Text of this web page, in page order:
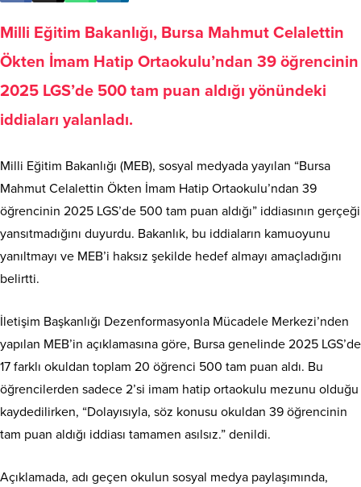
Milli Eğitim Bakanlığı, Bursa Mahmut Celalettin
Ökten İmam Hatip Ortaokulu’ndan 39 öğrencinin
2025 LGS’de 500 tam puan aldığı yönündeki
iddiaları yalanladı.
Milli Eğitim Bakanlığı (MEB), sosyal medyada yayılan “Bursa
Mahmut Celalettin Ökten İmam Hatip Ortaokulu’ndan 39
öğrencinin 2025 LGS’de 500 tam puan aldığı” iddiasının gerçeği
yansıtmadığını duyurdu. Bakanlık, bu iddiaların kamuoyunu
yanıltmayı ve MEB’i haksız şekilde hedef almayı amaçladığını
belirtti.
İletişim Başkanlığı Dezenformasyonla Mücadele Merkezi’nden
yapılan MEB’in açıklamasına göre, Bursa genelinde 2025 LGS’de
17 farklı okuldan toplam 20 öğrenci 500 tam puan aldı. Bu
öğrencilerden sadece 2’si imam hatip ortaokulu mezunu olduğu
kaydedilirken, “Dolayısıyla, söz konusu okuldan 39 öğrencinin
tam puan aldığı iddiası tamamen asılsız.” denildi.
Açıklamada, adı geçen okulun sosyal medya paylaşımında,